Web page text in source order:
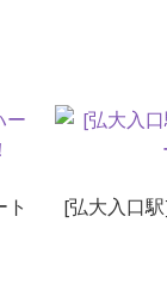
ト
[弘大入口